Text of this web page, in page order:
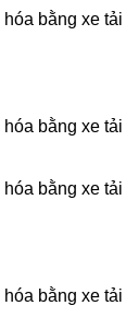
bằng xe
bằng xe
bằng xe
bằng xe